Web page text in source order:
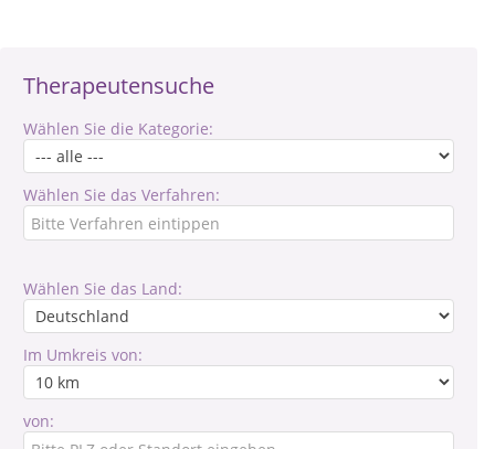
Therapeutensuche
Wählen Sie die Kategorie:
Wählen Sie das Verfahren:
Wählen Sie das Land:
Im Umkreis von:
von: